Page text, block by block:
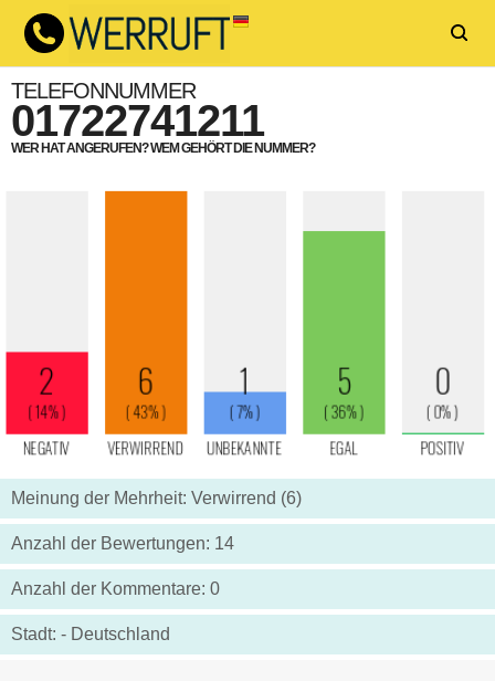
TELEFONNUMMER
01722741211
WER HAT ANGERUFEN? WEM GEHÖRT DIE NUMMER?
Meinung der Mehrheit: Verwirrend (6)
Anzahl der Bewertungen: 14
Anzahl der Kommentare: 0
Stadt: - Deutschland